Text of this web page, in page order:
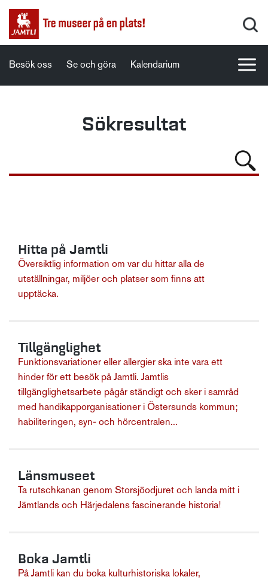
Besök oss Se och göra Kalendarium
Sökresultat
Hitta på Jamtli
Översiktlig information om var du hittar alla de
utställningar, miljöer och platser som finns att
upptäcka.
Tillgänglighet
Funktionsvariationer eller allergier ska inte vara ett
hinder för ett besök på Jamtli. Jamtlis
tillgänglighetsarbete pågår ständigt och sker i samråd
med handikapporganisationer i Östersunds kommun;
habiliteringen, syn- och hörcentralen...
Länsmuseet
Ta rutschkanan genom Storsjöodjuret och landa mitt i
Jämtlands och Härjedalens fascinerande historia!
Boka Jamtli
På Jamtli kan du boka kulturhistoriska lokaler,